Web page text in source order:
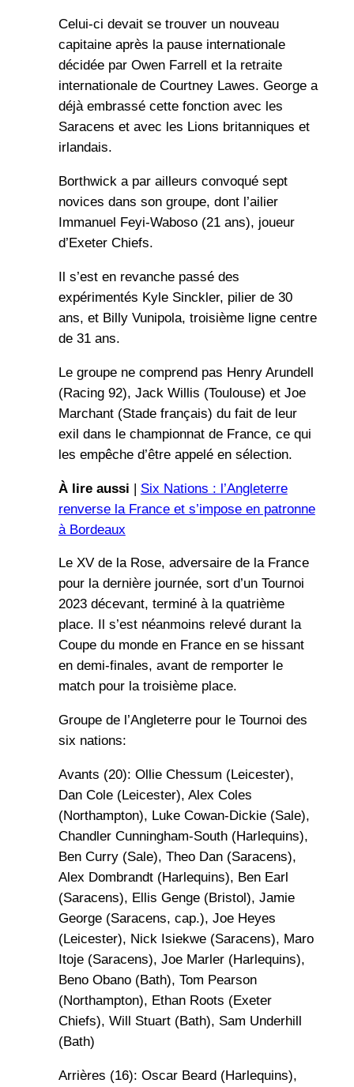
Celui-ci devait se trouver un nouveau
capitaine après la pause internationale
décidée par Owen Farrell et la retraite
internationale de Courtney Lawes. George a
déjà embrassé cette fonction avec les
Saracens et avec les Lions britanniques et
irlandais.
Borthwick a par ailleurs convoqué sept
novices dans son groupe, dont l’ailier
Immanuel Feyi-Waboso (21 ans), joueur
d’Exeter Chiefs.
Il s’est en revanche passé des
expérimentés Kyle Sinckler, pilier de 30
ans, et Billy Vunipola, troisième ligne centre
de 31 ans.
Le groupe ne comprend pas Henry Arundell
(Racing 92), Jack Willis (Toulouse) et Joe
Marchant (Stade français) du fait de leur
exil dans le championnat de France, ce qui
les empêche d’être appelé en sélection.
À lire aussi | Six Nations : l’Angleterre
renverse la France et s’impose en patronne
à Bordeaux
Le XV de la Rose, adversaire de la France
pour la dernière journée, sort d’un Tournoi
2023 décevant, terminé à la quatrième
place. Il s’est néanmoins relevé durant la
Coupe du monde en France en se hissant
en demi-finales, avant de remporter le
match pour la troisième place.
Groupe de l’Angleterre pour le Tournoi des
six nations:
Avants (20): Ollie Chessum (Leicester),
Dan Cole (Leicester), Alex Coles
(Northampton), Luke Cowan-Dickie (Sale),
Chandler Cunningham-South (Harlequins),
Ben Curry (Sale), Theo Dan (Saracens),
Alex Dombrandt (Harlequins), Ben Earl
(Saracens), Ellis Genge (Bristol), Jamie
George (Saracens, cap.), Joe Heyes
(Leicester), Nick Isiekwe (Saracens), Maro
Itoje (Saracens), Joe Marler (Harlequins),
Beno Obano (Bath), Tom Pearson
(Northampton), Ethan Roots (Exeter
Chiefs), Will Stuart (Bath), Sam Underhill
(Bath)
Arrières (16): Oscar Beard (Harlequins),